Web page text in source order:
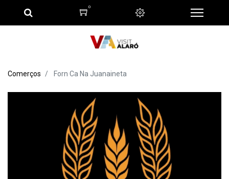
0
Comerços Forn Ca Na Juanaineta